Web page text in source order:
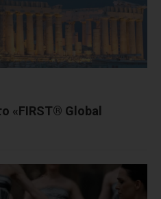
«FIRST® Global